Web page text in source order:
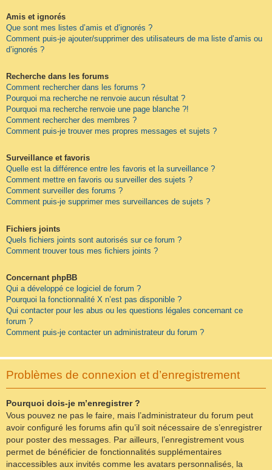
Amis et ignorés
Que sont mes listes d’amis et d’ignorés ?
Comment puis-je ajouter/supprimer des utilisateurs de ma liste d’amis ou
d’ignorés ?
Recherche dans les forums
Comment rechercher dans les forums ?
Pourquoi ma recherche ne renvoie aucun résultat ?
Pourquoi ma recherche renvoie une page blanche ?!
Comment rechercher des membres ?
Comment puis-je trouver mes propres messages et sujets ?
Surveillance et favoris
Quelle est la différence entre les favoris et la surveillance ?
Comment mettre en favoris ou surveiller des sujets ?
Comment surveiller des forums ?
Comment puis-je supprimer mes surveillances de sujets ?
Fichiers joints
Quels fichiers joints sont autorisés sur ce forum ?
Comment trouver tous mes fichiers joints ?
Concernant phpBB
Qui a développé ce logiciel de forum ?
Pourquoi la fonctionnalité X n’est pas disponible ?
Qui contacter pour les abus ou les questions légales concernant ce
forum ?
Comment puis-je contacter un administrateur du forum ?
Problèmes de connexion et d’enregistrement
Pourquoi dois-je m’enregistrer ?
Vous pouvez ne pas le faire, mais l’administrateur du forum peut
avoir configuré les forums afin qu’il soit nécessaire de s’enregistrer
pour poster des messages. Par ailleurs, l’enregistrement vous
permet de bénéficier de fonctionnalités supplémentaires
inaccessibles aux invités comme les avatars personnalisés, la